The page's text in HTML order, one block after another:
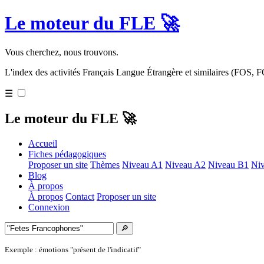
Le moteur du FLE 🚀
Vous cherchez, nous trouvons.
L'index des activités Français Langue Étrangère et similaires (FOS,
☰
Le moteur du FLE 🚀
Accueil
Fiches pédagogiques
Proposer un site Thèmes Niveau A1 Niveau A2 Niveau B1
Blog
À propos
À propos Contact Proposer un site
Connexion
🔎
Exemple : émotions "présent de l'indicatif"